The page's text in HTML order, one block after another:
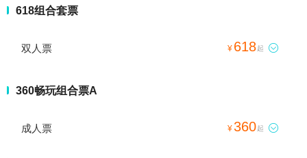
618组合套票
双人票 ¥ 618起 
360畅玩组合票A
成人票 ¥360起 